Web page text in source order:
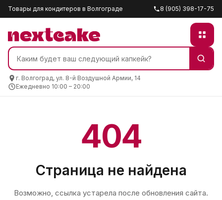
Товары для кондитеров в Волгограде 8 (905) 398-17-75
г. Волгоград, ул. 8-й Воздушной Армии, 14
Ежедневно 10:00 – 20:00
404
Страница не найдена
Возможно, ссылка устарела после обновления сайта.